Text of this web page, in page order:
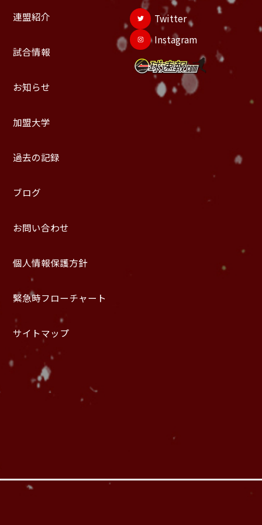
連盟紹介
試合情報
お知らせ
加盟大学
過去の記録
ブログ
お問い合わせ
個人情報保護方針
緊急時フローチャート
サイトマップ
Twitter
Instagram